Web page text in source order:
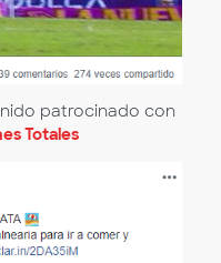
patrocinado con
Totales